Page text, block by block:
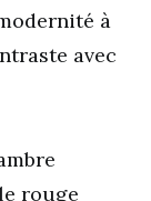
à
avec